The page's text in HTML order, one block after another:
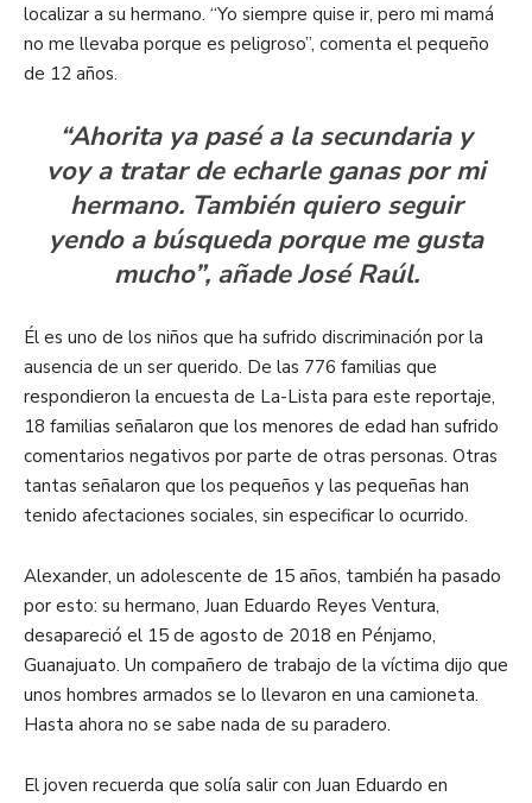
localizar a su hermano. “Yo siempre quise ir, pero mi mamá
no me llevaba porque es peligroso”, comenta el pequeño
de 12 años.
“Ahorita ya pasé a la secundaria y
voy a tratar de echarle ganas por mi
hermano. También quiero seguir
yendo a búsqueda porque me gusta
mucho”, añade José Raúl.
Él es uno de los niños que ha sufrido discriminación por la
ausencia de un ser querido. De las 776 familias que
respondieron la encuesta de La-Lista para este reportaje,
18 familias señalaron que los menores de edad han sufrido
comentarios negativos por parte de otras personas. Otras
tantas señalaron que los pequeños y las pequeñas han
tenido afectaciones sociales, sin especificar lo ocurrido.
Alexander, un adolescente de 15 años, también ha pasado
por esto: su hermano, Juan Eduardo Reyes Ventura,
desapareció el 15 de agosto de 2018 en Pénjamo,
Guanajuato. Un compañero de trabajo de la víctima dijo que
unos hombres armados se lo llevaron en una camioneta.
Hasta ahora no se sabe nada de su paradero.
El joven recuerda que solía salir con Juan Eduardo en